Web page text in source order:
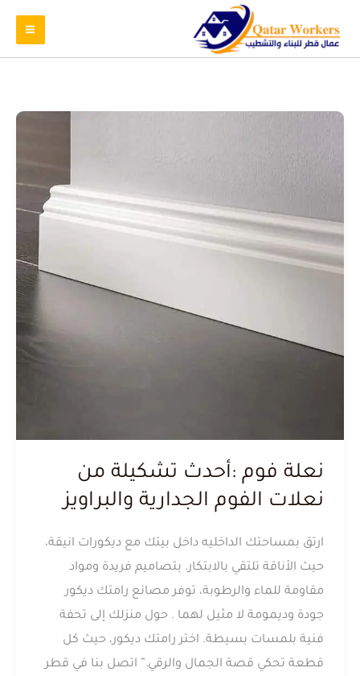
نعلة فوم :أحدث تشكيلة من
نعلات الفوم الجدارية والبراويز
ارتق بمساحتك الداخليه داخل بيتك مع ديكورات انيقة،
حيث الأناقة تلتقي بالابتكار. بتصاميم فريدة ومواد
مقاومة للماء والرطوبة، توفر مصانع رامتك ديكور
جودة وديمومة لا مثيل لهما . حول منزلك إلى تحفة
فنية بلمسات بسيطة. اختر رامتك ديكور، حيث كل
قطعة تحكي قصة الجمال والرقي.” اتصل بنا في قطر